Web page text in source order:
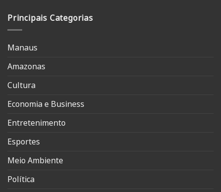
Principais Categorias
Manaus
Amazonas
Cultura
Economia e Business
Entretenimento
Esportes
Meio Ambiente
Política